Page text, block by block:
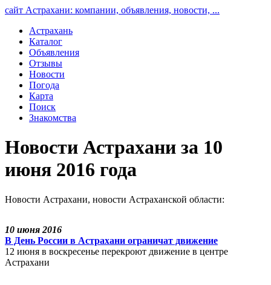
сайт Астрахани: компании, объявления, новости, ...
Астрахань
Каталог
Объявления
Отзывы
Новости
Погода
Карта
Поиск
Знакомства
Новости Астрахани за 10
июня 2016 года
Новости Астрахани, новости Астраханской области:
10 июня 2016
В День России в Астрахани ограничат движение
12 июня в воскресенье перекроют движение в центре
Астрахани